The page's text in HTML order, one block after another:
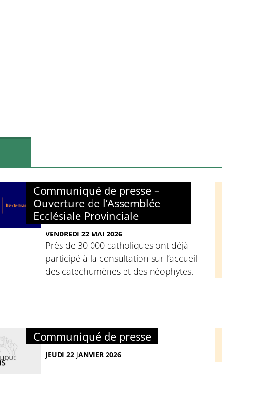
Communiqué de presse –
Ouverture de l’Assemblée
Ecclésiale Provinciale
VENDREDI 22 MAI 2026
Près de 30 000 catholiques ont déjà
participé à la consultation sur l’accueil
des catéchumènes et des néophytes.
Communiqué de presse
JEUDI 22 JANVIER 2026